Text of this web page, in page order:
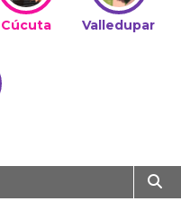
Cúcuta Valledupar